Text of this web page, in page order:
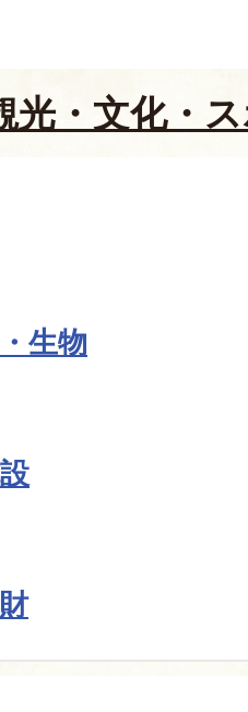
光・文化・
生物